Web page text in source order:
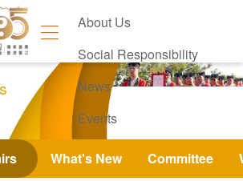
About Us
Social Responsibility
News
Events
Contact Us
What's New Committee